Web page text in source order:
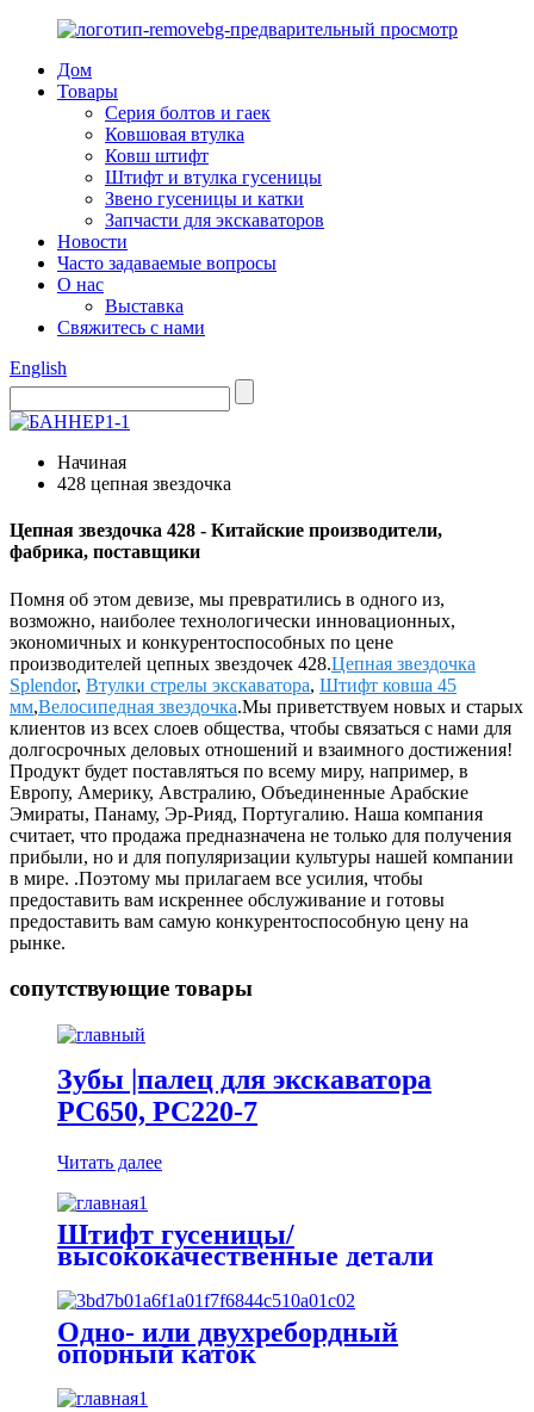
Дом
Товары
Серия болтов и гаек
Ковшовая втулка
Ковш штифт
Штифт и втулка гусеницы
Звено гусеницы и катки
Запчасти для экскаваторов
Новости
Часто задаваемые вопросы
О нас
Выставка
Свяжитесь с нами
English
Начиная
428 цепная звездочка
Цепная звездочка 428 - Китайские производители,
фабрика, поставщики
Помня об этом девизе, мы превратились в одного из,
возможно, наиболее технологически инновационных,
экономичных и конкурентоспособных по цене
производителей цепных звездочек 428.Цепная звездочка
Splendor, Втулки стрелы экскаватора, Штифт ковша 45
мм,Велосипедная звездочка.Мы приветствуем новых и старых
клиентов из всех слоев общества, чтобы связаться с нами для
долгосрочных деловых отношений и взаимного достижения!
Продукт будет поставляться по всему миру, например, в
Европу, Америку, Австралию, Объединенные Арабские
Эмираты, Панаму, Эр-Рияд, Португалию. Наша компания
считает, что продажа предназначена не только для получения
прибыли, но и для популяризации культуры нашей компании
в мире. .Поэтому мы прилагаем все усилия, чтобы
предоставить вам искреннее обслуживание и готовы
предоставить вам самую конкурентоспособную цену на
рынке.
сопутствующие товары
Зубы |палец для экскаватора
PC650, PC220-7
Читать далее
Штифт гусеницы/
высококачественные детали
Одно- или двухребордный
опорный каток